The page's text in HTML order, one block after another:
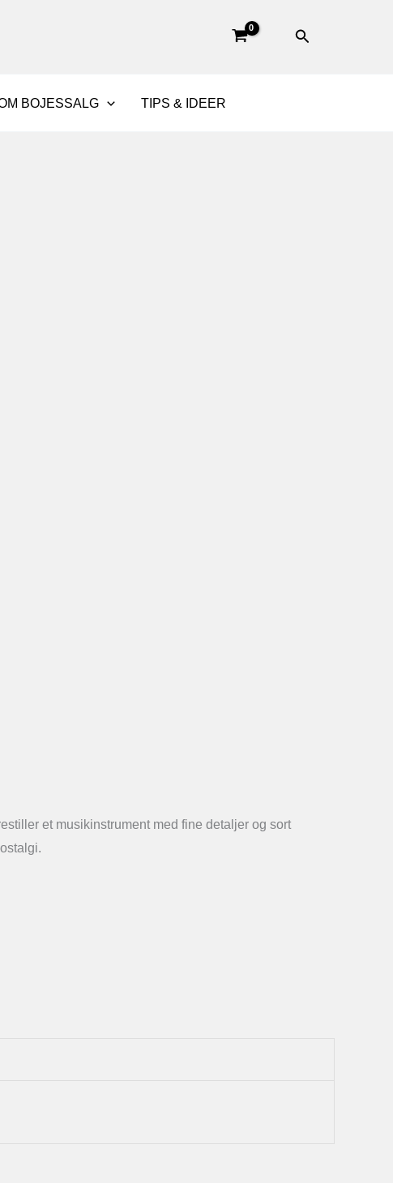
Søg
BOJESSALG TIPS & IDEER
et musikinstrument med fine detaljer og sort